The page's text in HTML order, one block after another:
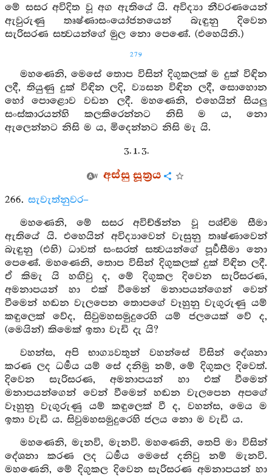
මේ සසර අවිදිත වූ අග ඇතියේ යි. අවිද්‍යා නීවරණයෙන්
ඇවුරුණු තෘෂ්ණාසංයෝජනයෙන් බැඳුනු දිවෙන
සැරිසරණ සත්‍වයන්ගේ මුල නො පෙණේ. (එහෙයිනි.)
279
මහණෙනි, මෙසේ තොප විසින් දිගුකලක් ම දුක් විඳින
ලදී, තියුණු දුක් විඳින ලදි, ව්‍යසන විඳින ලදී, සොහොන
හෝ පොළොව වඩන ලදී. මහණෙනි, එහෙයින් සියලු
සංස්කාරයන්හි කලකිරෙන්නට නිසි ම ය, නො
ඇලෙන්නට නිසි ම ය, මිදෙන්නට නිසි මැ යි.
3. 1. 3.
අස්සු සූත්‍රය
266. සැවැත්නුවර–
මහණෙනි, මේ සසර අවිච්ඡින්න වූ පශ්චිම සීමා
ඇතියේ යි. එහෙයින් අවිද්‍යාවෙන් වැසුනු තෘෂ්ණාවෙන්
බැඳුනු (එහි) ධාවත් සංසරත් සත්‍වයන්ගේ පූර්‍වසීමා නො
පෙණේ. මහණෙනි, තොප විසින් දිගුකලක් දුක් විඳින ලදී.
ඒ කිමැ යි හඟිවු ද, මේ දිගුකල දිවෙන සැරිසරණ,
අමනාපයන් හා එක් වීමෙන් මනාපයන්ගෙන් වෙන්
වීමෙන් හඬන වැලපෙන තොපගේ වෑහුනු වැගුරුණු යම්
කඳුලෙක් වේද, සිවුමහසමුදුරෙහි යම් ජලයෙක් වේ ද,
(මෙයින්) කිමෙක් ඉතා වැඩි දැ යි?
වහන්ස, අපි භාග්‍යවතුන් වහන්සේ විසින් දේශනා
කරණ ලද ධර්‍මය යම් සේ දනිමු නම්, මේ දිගුකල දිවෙත්.
දිවෙන සැරිසරණ, අමනාපයන් හා එක් වීමෙන්
මනාපයන්ගෙන් වෙන් වීමෙන් හඬන වැලපෙන අපගේ
වෑහුනු වැගුරුණු යම් කඳුලෙක් වී ද, වහන්ස, මෙය ම
ඉතා වැඩි ය. සිවුමහසමුදුරෙහි ජලය නො ම වැඩි ය.
මහණෙනි, මැනවි, මැනවි. මහණෙනි, තෙපි මා විසින්
දේශනා කරණ ලද ධර්‍මය මෙසේ දනිවු නම් මැනවි.
මහණෙනි, මේ දිගුකල දිවෙන සැරිසරණ අමනාපයන් හා